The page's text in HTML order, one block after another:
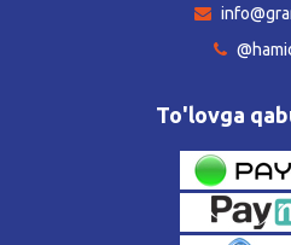
To'lovga